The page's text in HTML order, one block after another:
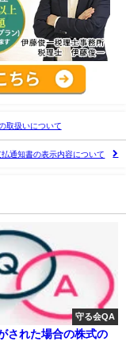
取扱いについて
通知書の表示内容について
守る会QA
された場合の株式の